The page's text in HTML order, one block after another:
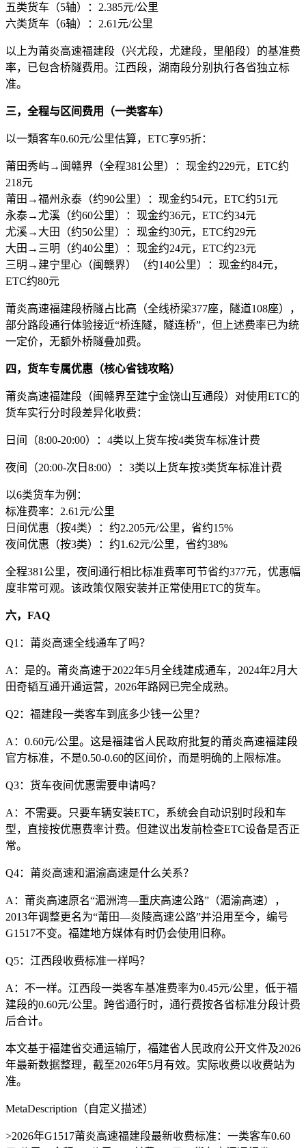
五类货车（5轴）：2.385元/公里
六类货车（6轴）：2.61元/公里
以上为莆炎高速福建段（兴尤段，尤建段，里船段）的基准费
率，已包含桥隧费用。江西段，湖南段分别执行各省独立标
准。
三，全程与区间费用（一类客车）
以一類客车0.60元/公里估算，ETC享95折：
莆田秀屿→闽赣界（全程381公里）：现金约229元，ETC约
218元
莆田→福州永泰（约90公里）：现金约54元，ETC约51元
永泰→尤溪（约60公里）：现金约36元，ETC约34元
尤溪→大田（约50公里）：现金约30元，ETC约29元
大田→三明（约40公里）：现金约24元，ETC约23元
三明→建宁里心（闽赣界）（约140公里）：现金约84元，
ETC约80元
莆炎高速福建段桥隧占比高（全线桥梁377座，隧道108座），
部分路段通行体验接近“桥连隧，隧连桥”，但上述费率已为统
一定价，无额外桥隧叠加费。
四，货车专属优惠（核心省钱攻略）
莆炎高速福建段（闽赣界至建宁金饶山互通段）对使用ETC的
货车实行分时段差异化收费：
日间（8:00-20:00）：4类以上货车按4类货车标准计费
夜间（20:00-次日8:00）：3类以上货车按3类货车标准计费
以6类货车为例：
标准费率：2.61元/公里
日间优惠（按4类）：约2.205元/公里，省约15%
夜间优惠（按3类）：约1.62元/公里，省约38%
全程381公里，夜间通行相比标准费率可节省约377元，优惠幅
度非常可观。该政策仅限安装并正常使用ETC的货车。
六，FAQ
Q1：莆炎高速全线通车了吗？
A：是的。莆炎高速于2022年5月全线建成通车，2024年2月大
田奇韬互通开通运营，2026年路网已完全成熟。
Q2：福建段一类客车到底多少钱一公里？
A：0.60元/公里。这是福建省人民政府批复的莆炎高速福建段
官方标准，不是0.50-0.60的区间价，而是明确的上限标准。
Q3：货车夜间优惠需要申请吗？
A：不需要。只要车辆安装ETC，系统会自动识别时段和车
型，直接按优惠费率计费。但建议出发前检查ETC设备是否正
常。
Q4：莆炎高速和湄渝高速是什么关系？
A：莆炎高速原名“湄洲湾—重庆高速公路”（湄渝高速），
2013年调整更名为“莆田—炎陵高速公路”并沿用至今，编号
G1517不变。福建地方媒体有时仍会使用旧称。
Q5：江西段收费标准一样吗？
A：不一样。江西段一类客车基准费率为0.45元/公里，低于福
建段的0.60元/公里。跨省通行时，通行费按各省标准分段计费
后合计。
本文基于福建省交通运输厅，福建省人民政府公开文件及2026
年最新数据整理，截至2026年5月有效。实际收费以收费站为
准。
MetaDescription（自定义描述）
>2026年G1517莆炎高速福建段最新收费标准：一类客车0.60